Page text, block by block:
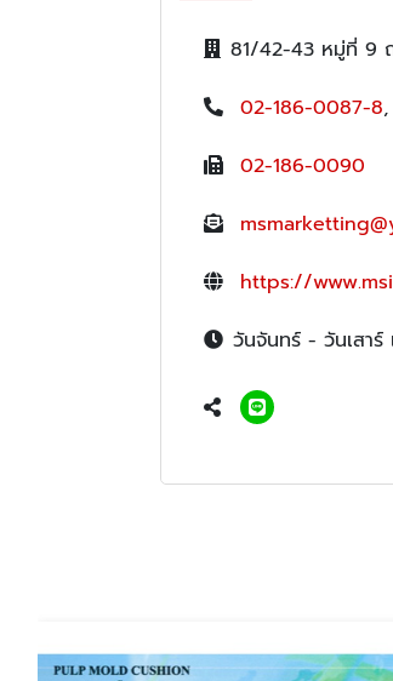
81/42-43 หมู่ที่ 9
02-186-0087-8,
02-186-0090
https://
วันจันทร์ - วันเสา